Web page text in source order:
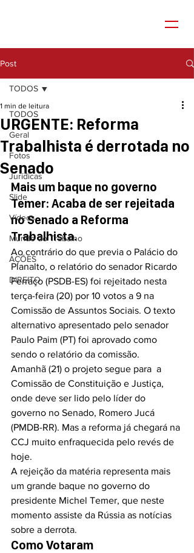
Post
TODOS
Geral
Fotos
Jurídicas
Slide
Vídeos
Mundo do Trabalho
AÇÕES
DIREITO
TODOS
URGENTE: Reforma
Trabalhista é derrotada no
Senado
1 min de leitura
Mais um baque no governo
Temer: Acaba de ser rejeitada
no Senado a Reforma
Trabalhista.
Ao contrário do que previa o Palácio do
Planalto, o relatório do senador Ricardo
Ferraço (PSDB-ES) foi rejeitado nesta
terça-feira (20) por 10 votos a 9 na
Comissão de Assuntos Sociais. O texto
alternativo apresentado pelo senador
Paulo Paim (PT) foi aprovado como
sendo o relatório da comissão.
Amanhã (21) o projeto segue para  a
Comissão de Constituição e Justiça,
onde deve ser lido pelo líder do
governo no Senado, Romero Jucá
(PMDB-RR). Mas a reforma já chegará na
CCJ muito enfraquecida pelo revés de
hoje.
A rejeição da matéria representa mais
um grande baque no governo do
presidente Michel Temer, que neste
momento assiste da Rússia as notícias
sobre a derrota.
Como Votaram